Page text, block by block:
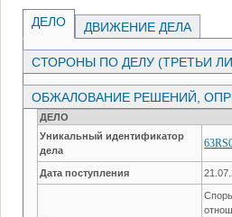
ДЕЛО ДВИЖЕНИЕ ДЕЛА
СТОРОНЫ ПО ДЕЛУ (ТРЕТЬИ
ОБЖАЛОВАНИЕ РЕШЕНИЙ,
ДЕЛО
Уникальный идентификатор
дела
Дата поступления